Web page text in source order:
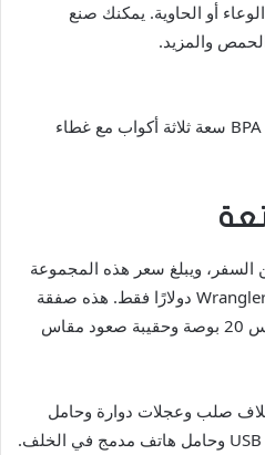
أو الحاوية. يمكنك صنع
والمزيد.
يأتي أيضًا مع وعاء خالٍ من مادة BPA سعة ثلاثة أكواب مع غطاء
السفر، ويبلغ سعر هذه المجموعة
المكونة من قطعتين من Wrangler 39.62 دولارًا فقط. هذه صفقة
جيدة جدًا بالنسبة لحقيبة يد مقاس 20 بوصة وحقيبة صعود مقاس
صلب وعجلات دوارة وحامل
أكواب أنيق ثلاثة في واحد ومنفذ USB وحامل هاتف مدمج في الخلف.